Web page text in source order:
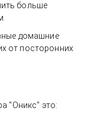
больше
домашние
от посторонних
"Оникс" это: